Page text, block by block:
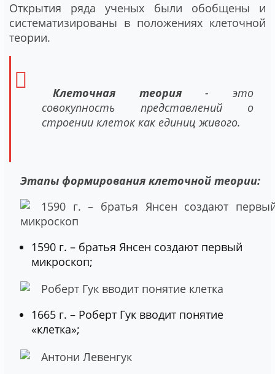
Открытия ряда ученых были обобщены и
систематизированы в положениях клеточной
теории.
Клеточная теория- это
совокупность представлений о
строении клеток как единиц живого.
Этапы формирования клеточной теории:
1590 г. – братья Янсен создают первый
микроскоп;
1665 г. – Роберт Гук вводит понятие
«клетка»;